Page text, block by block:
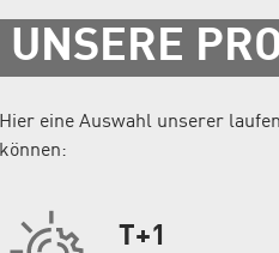
UNSERE
Hier eine Auswahl unserer
können:
T+1